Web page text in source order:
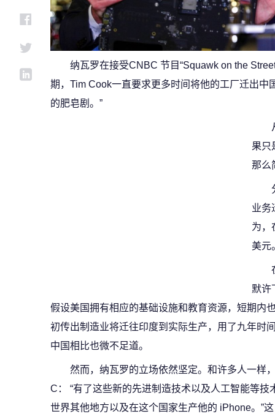
纳瓦罗在接受CNBC 节目“Squawk on the
期，Tim Cook一直要求更多时间将他的工厂迁出中
的肥皂剧。”
果只
那么
业务
为，
美元
默许
假设美国拥有相应的基础设施和教育资源，短期内
初传出制造业将迁往印度到实际生产，用了九年时
中国相比也微不足道。
然而，纳瓦罗的立场依然坚定。和许多人一样
C： “有了这些新的先进制造技术以及人工智能等
世界其他地方以及在这个国家生产他的 iPhone。”